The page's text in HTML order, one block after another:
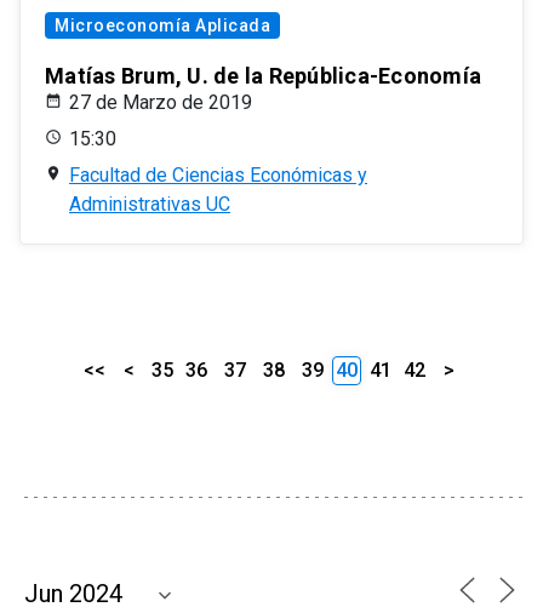
Microeconomía Aplicada
Matías Brum, U. de la República-Economía
27 de Marzo de 2019
15:30
Facultad de Ciencias Económicas y
Administrativas UC
<< < 35 36 37 38 39 40 41 42 >